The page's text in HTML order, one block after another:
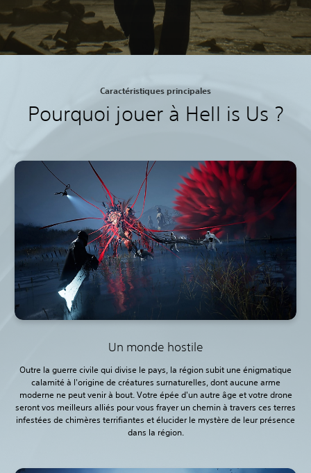
Caractéristiques principales
Pourquoi jouer à Hell is Us ?
Un monde hostile
Outre la guerre civile qui divise le pays, la région subit une énigmatique
calamité à l'origine de créatures surnaturelles, dont aucune arme
moderne ne peut venir à bout. Votre épée d'un autre âge et votre drone
seront vos meilleurs alliés pour vous frayer un chemin à travers ces terres
infestées de chimères terrifiantes et élucider le mystère de leur présence
dans la région.